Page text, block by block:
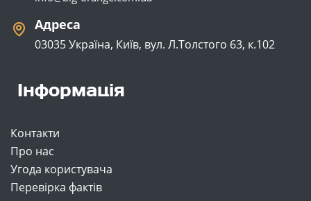
Адреса
03035 Україна, Київ, вул. Л.Толстого 63, к.102
Інформація
Контакти
Про нас
Угода користувача
Перевірка фактів